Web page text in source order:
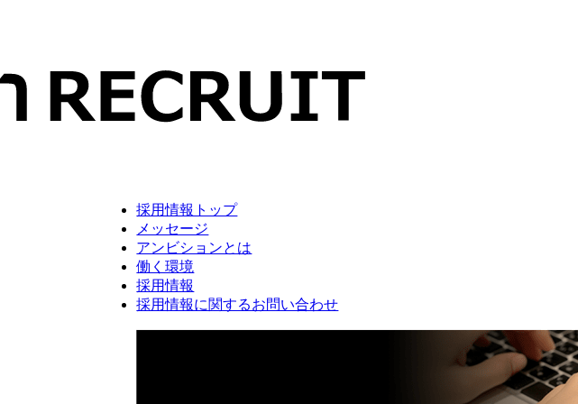
採用情報トップ
メッセージ
アンビションとは
働く環境
採用情報
採用情報に関するお問い合わせ